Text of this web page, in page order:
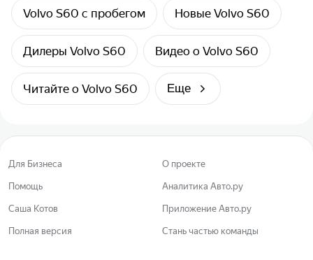
Volvo S60 с пробегом Новые Volvo S60
Дилеры Volvo S60 Видео о Volvo S60
Читайте о Volvo S60 Еще
Для Бизнеса О проекте
Помощь Аналитика Авто.ру
Саша Котов Приложение Авто.ру
Полная версия Стань частью команды